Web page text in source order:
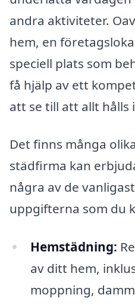
andra aktiviteter.
hem, en
speciell plats som
få hjälp av ett
att se till att allt hålls
Det finns många
städfirma kan
några av de
uppgifterna som du
Hemstädning:
av ditt hem,
moppning,